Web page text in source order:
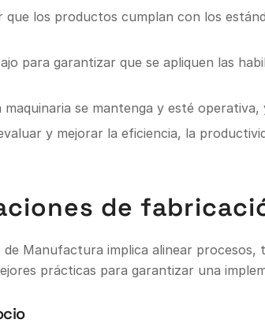
los productos cumplan con los
para garantizar que se apliquen las
maquinaria se mantenga y esté
y mejorar la eficiencia, la
de
Manufactura implica alinear
prácticas para garantizar una